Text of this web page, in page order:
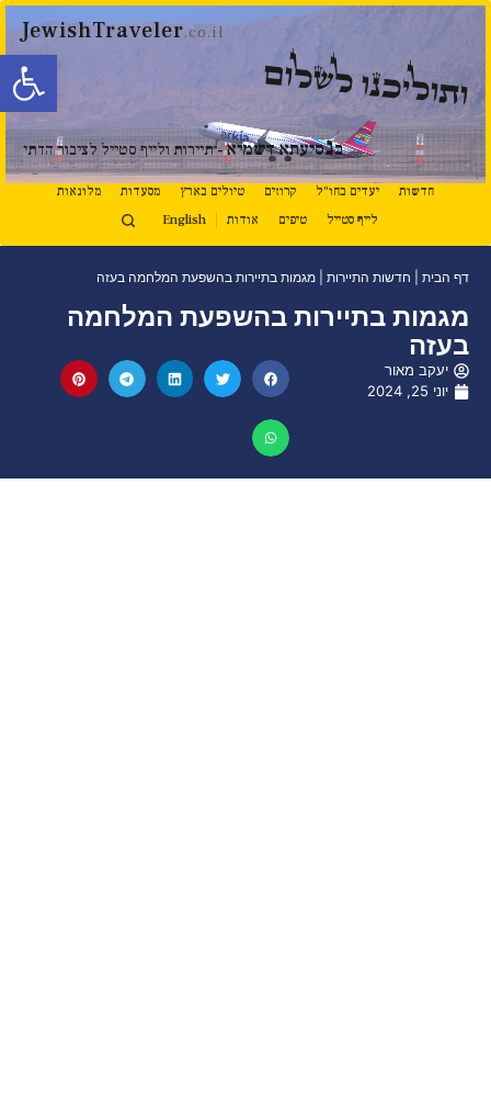
פתח
JewishTraveler.co.il
ותוליכנו לשלום
בנסיעתא דשמיא- תיירות ולייף סטייל לציבור הדתי
חדשות יעדים בחו"ל קרוזים טיולים בארץ מסעדות
מלונאות
לייף סטייל
טיפים אודות English
דף הבית חדשות התיירות מגמות בתיירות בהשפעת המלחמה בעזה
מגמות בתיירות בהשפעת המלחמה
בעזה
יעקב מאור
יוני 25, 2024